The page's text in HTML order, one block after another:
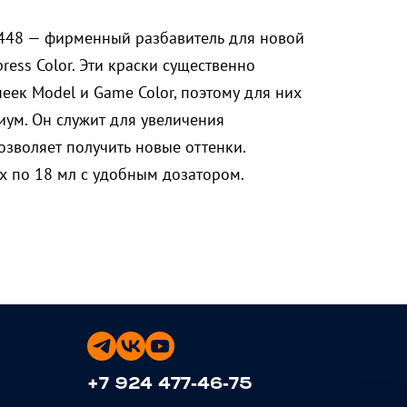
— фирменный разбавитель для новой
Color. Эти краски существенно
Model и Game Color, поэтому для них
Он служит для увеличения
получить новые оттенки.
по 18 мл с удобным дозатором.
+7 924 477-46-75